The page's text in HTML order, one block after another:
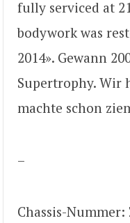
fully serviced at
bodywork was
2014». Gewann
Supertrophy. Wir
machte schon
–
Chassis-Nummer: